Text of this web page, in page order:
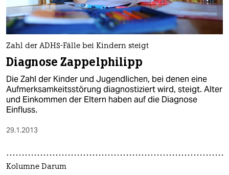
Zahl der ADHS-Fälle bei Kindern steigt
Diagnose Zappelphilipp
Die Zahl der Kinder und Jugendlichen, bei denen eine
Aufmerksamkeitsstörung diagnostiziert wird, steigt. Alter
und Einkommen der Eltern haben auf die Diagnose
Einfluss.
29.1.2013
Kolumne Darum